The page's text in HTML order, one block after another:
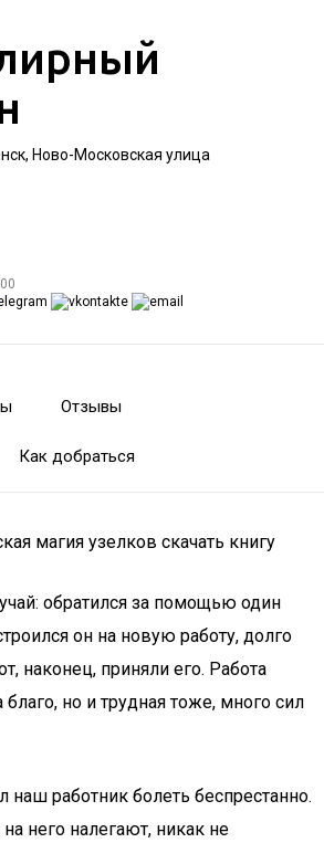
Ново-Московская улица
Отзывы
Как добраться
магия узелков скачать книгу
обратился за помощью один
он на новую работу, долго
наконец, приняли его. Работа
но и трудная тоже, много сил
наш работник болеть беспрестанно.
него налегают, никак не